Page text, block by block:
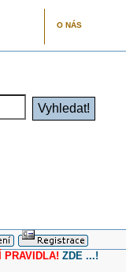
O NÁS
ZDE ...!